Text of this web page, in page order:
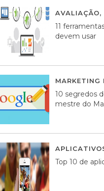
AVALIAÇÃO,
11
devem usar
MARKETING
10 segredos
mestre do
Top 10 de